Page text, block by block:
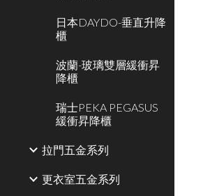
日本DAYDO-垂直升降
櫃
波蘭-玻璃雙層緩衝昇
降櫃
瑞士PEKA PEGASUS
緩衝昇降櫃
拉門五金系列
更衣室五金系列